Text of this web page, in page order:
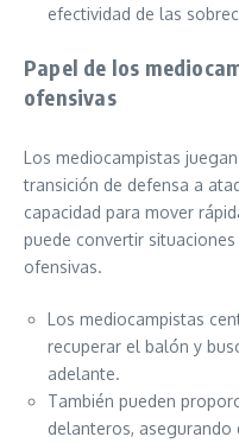
efectividad de las
Papel de los
ofensivas
Los mediocampistas
transición de defensa a
capacidad para mover
puede convertir
ofensivas.
Los mediocampistas
recuperar el balón y
adelante.
También pueden
delanteros, asegurando